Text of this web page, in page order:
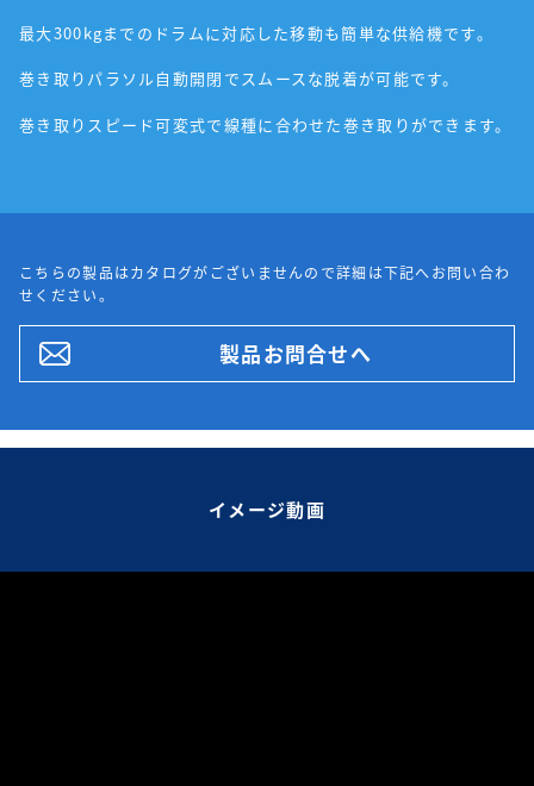
最大300kgまでのドラムに対応した移動も簡単な供給機です。
巻き取りパラソル自動開閉でスムースな脱着が可能です。
巻き取りスピード可変式で線種に合わせた巻き取りができます。
こちらの製品はカタログがございませんので詳細は下記へお問い合わ
せください。
製品お問合せへ
イメージ動画